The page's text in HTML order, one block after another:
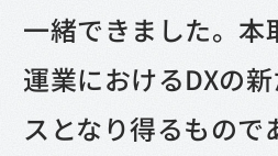
一緒できました。本
運業におけるDXの
スとなり得るもので